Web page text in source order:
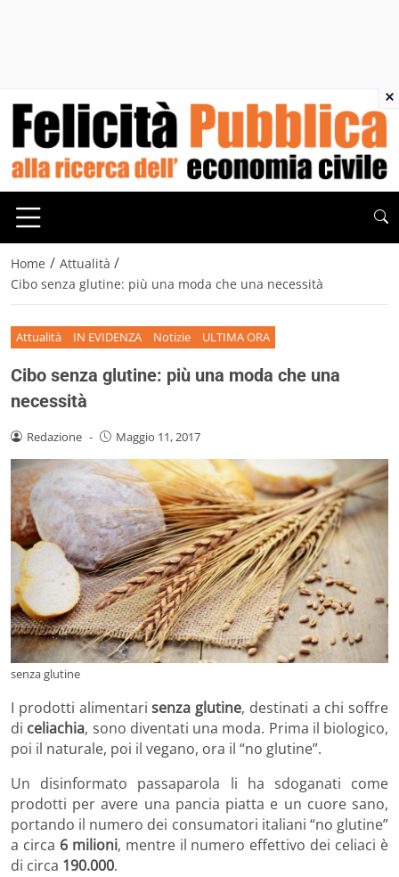
Home / Attualità /
Cibo senza glutine: più una moda che una necessità
Attualità IN EVIDENZA Notizie ULTIMA ORA
Cibo senza glutine: più una moda che una
necessità
Redazione - Maggio 11, 2017
senza glutine
I prodotti alimentarisenza glutine, destinati a chi soffre
di celiachia, sono diventati una moda. Prima il biologico,
poi il naturale, poi il vegano, ora il “no glutine”.
Un disinformato passaparola li ha sdoganati come
prodotti per avere una pancia piatta e un cuore sano,
portando il numero dei consumatori italiani “no glutine”
a circa 6 milioni, mentre il numero effettivo dei celiaci è
di circa 190.000.
×